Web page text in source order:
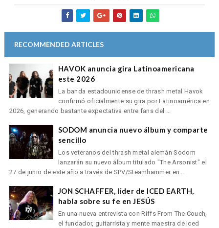
RECOMMENDED ARTICLES
HAVOK anuncia gira Latinoamericana
este 2026
La banda estadounidense de thrash metal Havok
confirmó oficialmente su gira por Latinoamérica en
2026, generando bastante expectativa entre fans del ...
SODOM anuncia nuevo álbum y comparte
sencillo
Los veteranos del thrash metal alemán Sodom
lanzarán su nuevo álbum titulado "The Arsonist" el
27 de junio de este año a través de SPV/Steamhammer en...
JON SCHAFFER, líder de ICED EARTH,
habla sobre su fe en JESÚS
En una nueva entrevista con Riffs From The Couch,
el fundador, guitarrista y mente maestra de Iced